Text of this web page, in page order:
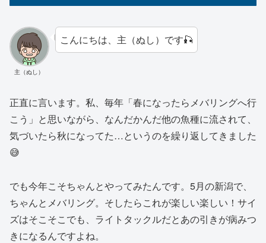
主（ぬし）
こんにちは、主（ぬし）です🎣
正直に言います。私、毎年「春になったらメバリングへ行
こう」と思いながら、なんだかんだ他の魚種に流されて、
気づいたら秋になってた…というのを繰り返してきました
😅
でも今年こそちゃんとやってみたんです。5月の新潟で、
ちゃんとメバリング。そしたらこれが楽しい楽しい！サイ
ズはそこそこでも、ライトタックルだとあの引きが病みつ
きになるんですよね。